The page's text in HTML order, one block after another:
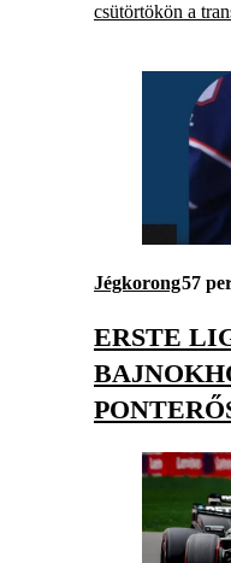
csütörtökön a
Jégkorong57
ERSTE